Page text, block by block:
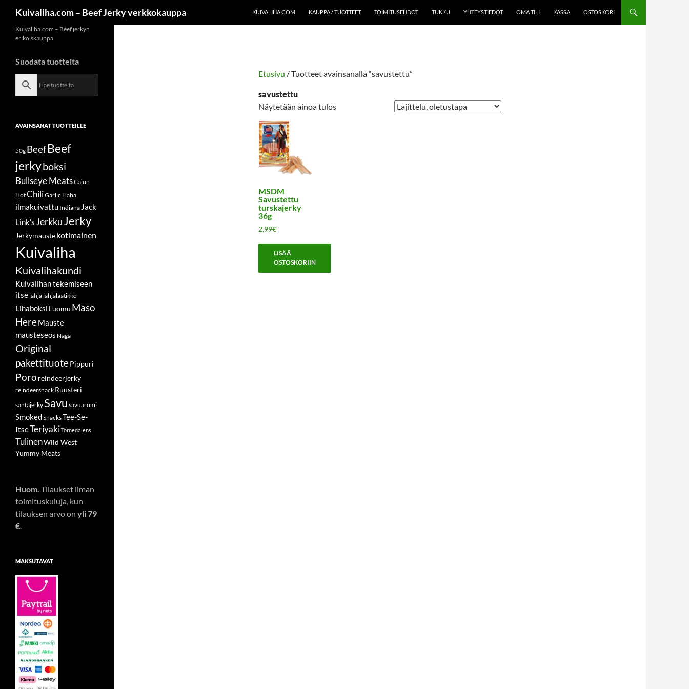
sisältöönKuivaliha.com – Beef Jerky verkkokauppa KUIVALIHA.COM KAUPPA / TUOTTEET TOIMITUSEHDOT TUKKU YHTEYSTIEDOT OMA TILI KASSA OSTOSKORI
Etusivu / Tuotteet avainsanalla “savustettu”
savustettu
Näytetään ainoa tulos
MSDM
Savustettu
turskajerky
36g
2,99€
LISÄÄ
OSTOSKORIIN
Kuivaliha.com – Beef jerkyn
erikoiskauppa
Suodata tuotteita
AVAINSANAT TUOTTEILLE
50g BeefBeef
jerkyboksi
Bullseye MeatsCajun
HotChiliGarlic Haba
ilmakuivattu Indiana Jack
Link's JerkkuJerky
Jerkymaustekotimainen
Kuivaliha
Kuivalihakundi
Kuivalihan tekemiseen
itse lahja lahjalaatikko
Lihaboksi Luomu Maso
HereMauste
mausteseos Naga
Original
pakettituotePippuri
Poro reindeerjerky
reindeersnack Ruusteri
santajerkySavu savuaromi
SmokedSnacksTee-Se-
ItseTeriyakiTornedalens
TulinenWild West
Yummy Meats
Huom. Tilaukset ilman
toimituskuluja, kun
tilauksen arvo on yli 79
€.
MAKSUTAVAT